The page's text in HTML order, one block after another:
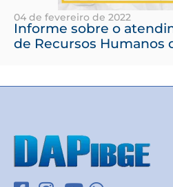
04 de fevereiro de 2022
Informe sobre o
de Recursos Humanos